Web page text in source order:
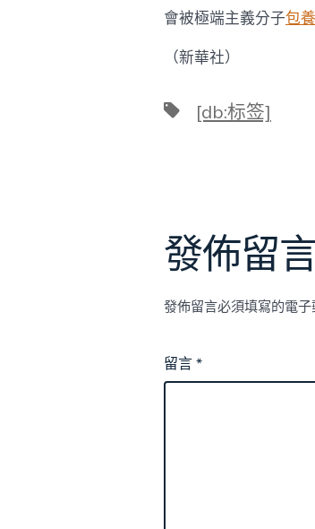
會被極端主義分子包養
（新華社）
標 [db:标签]
發佈留
發佈留言必須填寫的電子
留言*